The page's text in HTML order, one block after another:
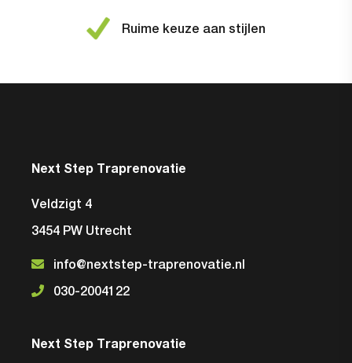
Ruime keuze aan stijlen
Next Step Traprenovatie
Veldzigt 4
3454 PW Utrecht
info@nextstep-traprenovatie.nl
030-2004122
Next Step Traprenovatie